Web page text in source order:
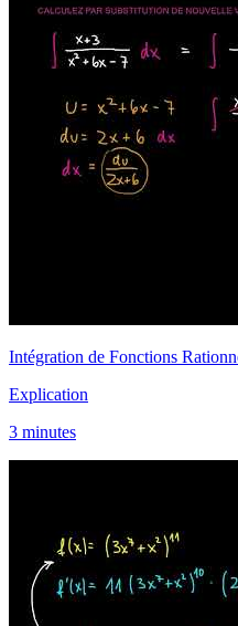
Intégration de Fonctions
Explication
3 minutes